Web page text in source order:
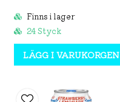
Finns i lager
24 Styck
LÄGG I VARUKORGEN